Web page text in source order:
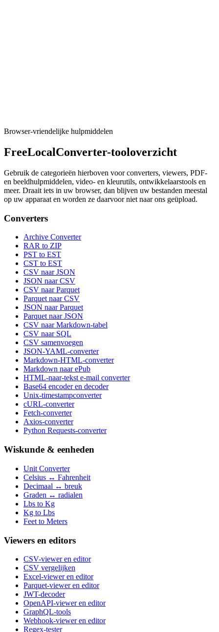
Browser-vriendelijke hulpmiddelen
FreeLocalConverter-tooloverzicht
Gebruik de categorieën hierboven voor converters, viewers, PDF-
en beeldhulpmiddelen, video- en kleurutils, ontwikkelaarstools en
meer. Draait iets in uw browser, dan blijven uw bestanden meestal
op uw apparaat en worden ze daarvoor niet naar ons geüpload.
Converters
Archive Converter
RAR to ZIP
PST to EST
CST to EST
CSV naar JSON
JSON naar CSV
CSV naar Parquet
Parquet naar CSV
JSON naar Parquet
Parquet naar JSON
CSV naar Markdown-tabel
CSV naar SQL
CSV samenvoegen
JSON-YAML-converter
Markdown-HTML-converter
Markdown naar ePub
HTML-naar-tekst e-mail converter
Base64 encoder en decoder
Unix-timestampconverter
cURL-converter
Fetch-converter
Axios-converter
Python Requests-converter
Wiskunde & eenheden
Unit Converter
Celsius ↔ Fahrenheit
Decimaal ↔ breuk
Graden ↔ radialen
Lbs to Kg
Kg to Lbs
Feet to Meters
Viewers en editors
CSV-viewer en editor
CSV vergelijken
Excel-viewer en editor
Parquet-viewer en editor
JWT-decoder
OpenAPI-viewer en editor
GraphQL-tools
Webhook-viewer en editor
Regex-tester